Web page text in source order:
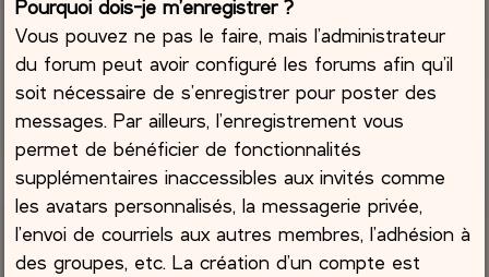
Pourquoi dois-je m’enregistrer ?
Vous pouvez ne pas le faire, mais l’administrateur
du forum peut avoir configuré les forums afin qu’il
soit nécessaire de s’enregistrer pour poster des
messages. Par ailleurs, l’enregistrement vous
permet de bénéficier de fonctionnalités
supplémentaires inaccessibles aux invités comme
les avatars personnalisés, la messagerie privée,
l’envoi de courriels aux autres membres, l’adhésion à
des groupes, etc. La création d’un compte est